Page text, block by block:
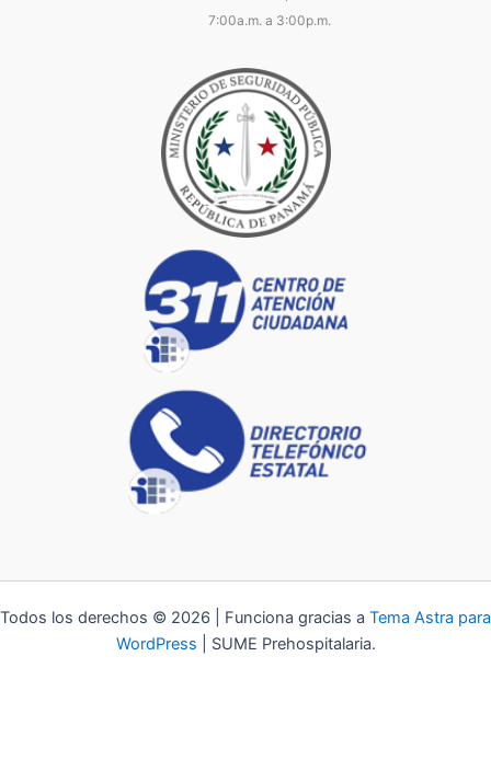
7:00a.m. a 3:00p.m.
Todos los derechos © 2026 | Funciona gracias a Tema Astra para
WordPress | SUME Prehospitalaria.